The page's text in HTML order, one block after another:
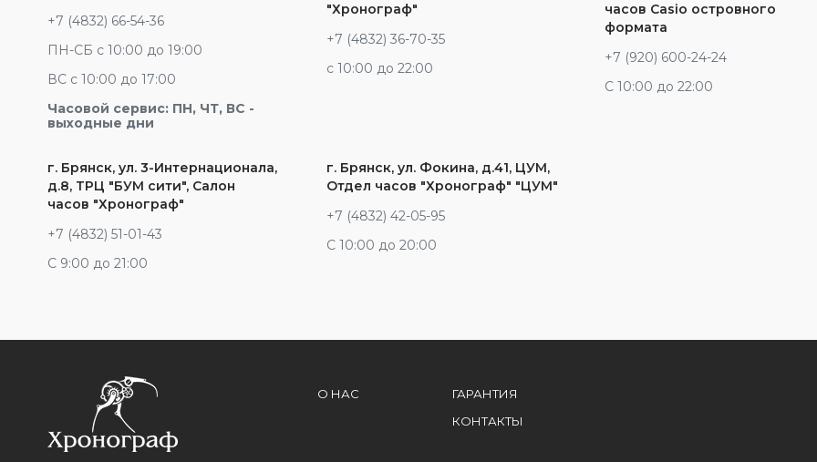
+7 (4832) 66-54-36
ПН-СБ с 10:00 до 19:00
ВС с 10:00 до 17:00
Часовой сервис: ПН, ЧТ, ВС -
выходные дни
"Хронограф"
+7 (4832) 36-70-35
c 10:00 до 22:00
часов Casio островного
формата
+7 (920) 600-24-24
С 10:00 до 22:00
г. Брянск, ул. 3-Интернационала,
д.8, ТРЦ "БУМ сити", Салон
часов "Хронограф"
+7 (4832) 51-01-43
С 9:00 до 21:00
г. Брянск, ул. Фокина, д.41, ЦУМ,
Отдел часов "Хронограф" "ЦУМ"
+7 (4832) 42-05-95
С 10:00 до 20:00
О НАС
ГАРАНТИЯ
КОНТАКТЫ